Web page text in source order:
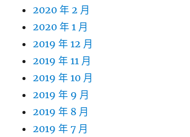
2020 年 2 月
2020 年 1 月
2019 年 12 月
2019 年 11 月
2019 年 10 月
2019 年 9 月
2019 年 8 月
2019 年 7 月